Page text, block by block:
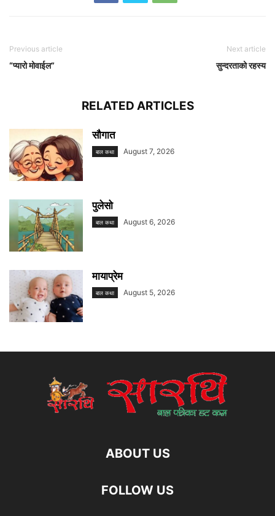
Previous article
“प्यारो मोवाईल”
Next article
सुन्दरताको रहस्य
RELATED ARTICLES
सौगात
बाल कथा August 7, 2026
पुलेसो
बाल कथा August 6, 2026
मायाप्रेम
बाल कथा August 5, 2026
ABOUT US
FOLLOW US